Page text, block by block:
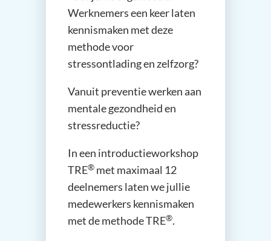
Werknemers een keer laten
kennismaken met deze
methode voor
stressontlading en zelfzorg?
Vanuit preventie werken aan
mentale gezondheid en
stressreductie?
In een introductieworkshop
TRE® met maximaal 12
deelnemers laten we jullie
medewerkers kennismaken
met de methode TRE®.